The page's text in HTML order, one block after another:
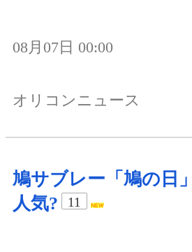
08月07日 00:00
オリコンニュース
鳩サブレー「鳩の日
人気?
11